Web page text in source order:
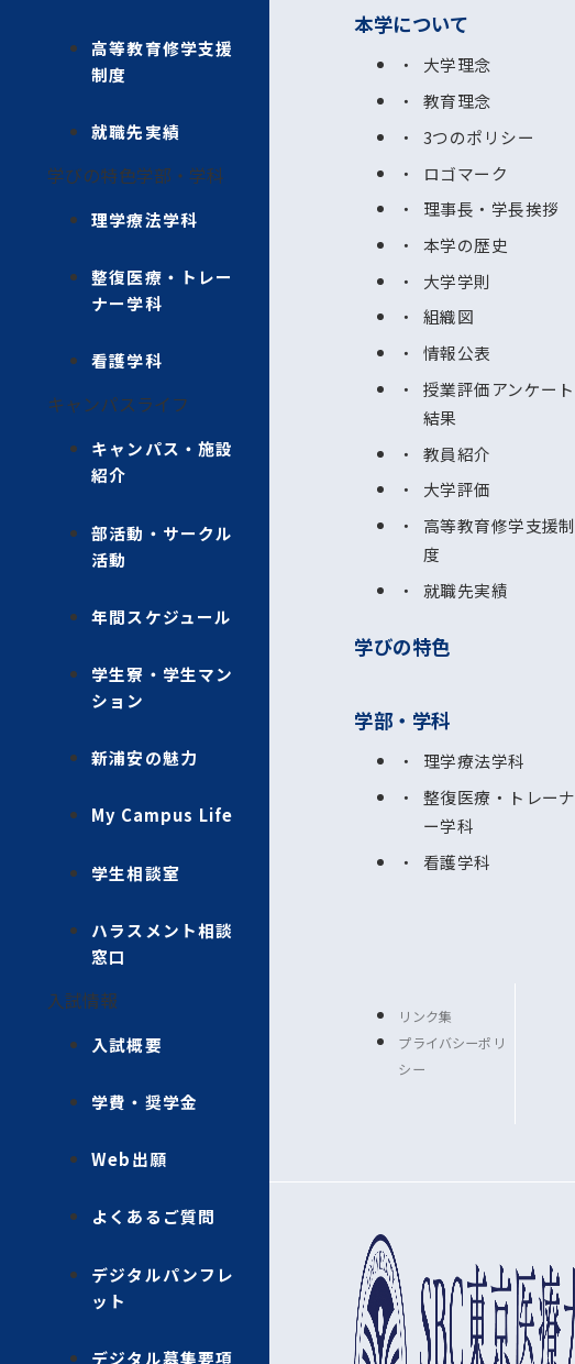
高等教育修学支援
制度
就職先実績
学びの特色学部・学科
理学療法学科
整復医療・トレー
ナー学科
看護学科
キャンパスライフ
キャンパス・施設
紹介
部活動・サークル
活動
年間スケジュール
学生寮・学生マン
ション
新浦安の魅力
My Campus Life
学生相談室
ハラスメント相談
窓口
入試情報
入試概要
学費・奨学金
Web出願
よくあるご質問
デジタルパンフレ
ット
デジタル募集要項
本学について
大学理念
教育理念
3つのポリシー
ロゴマーク
理事長・学長挨拶
本学の歴史
大学学則
組織図
情報公表
授業評価アンケート
結果
教員紹介
大学評価
高等教育修学支援制
度
就職先実績
学びの特色
学部・学科
理学療法学科
整復医療・トレーナ
ー学科
看護学科
リンク集
プライバシーポリ
シー